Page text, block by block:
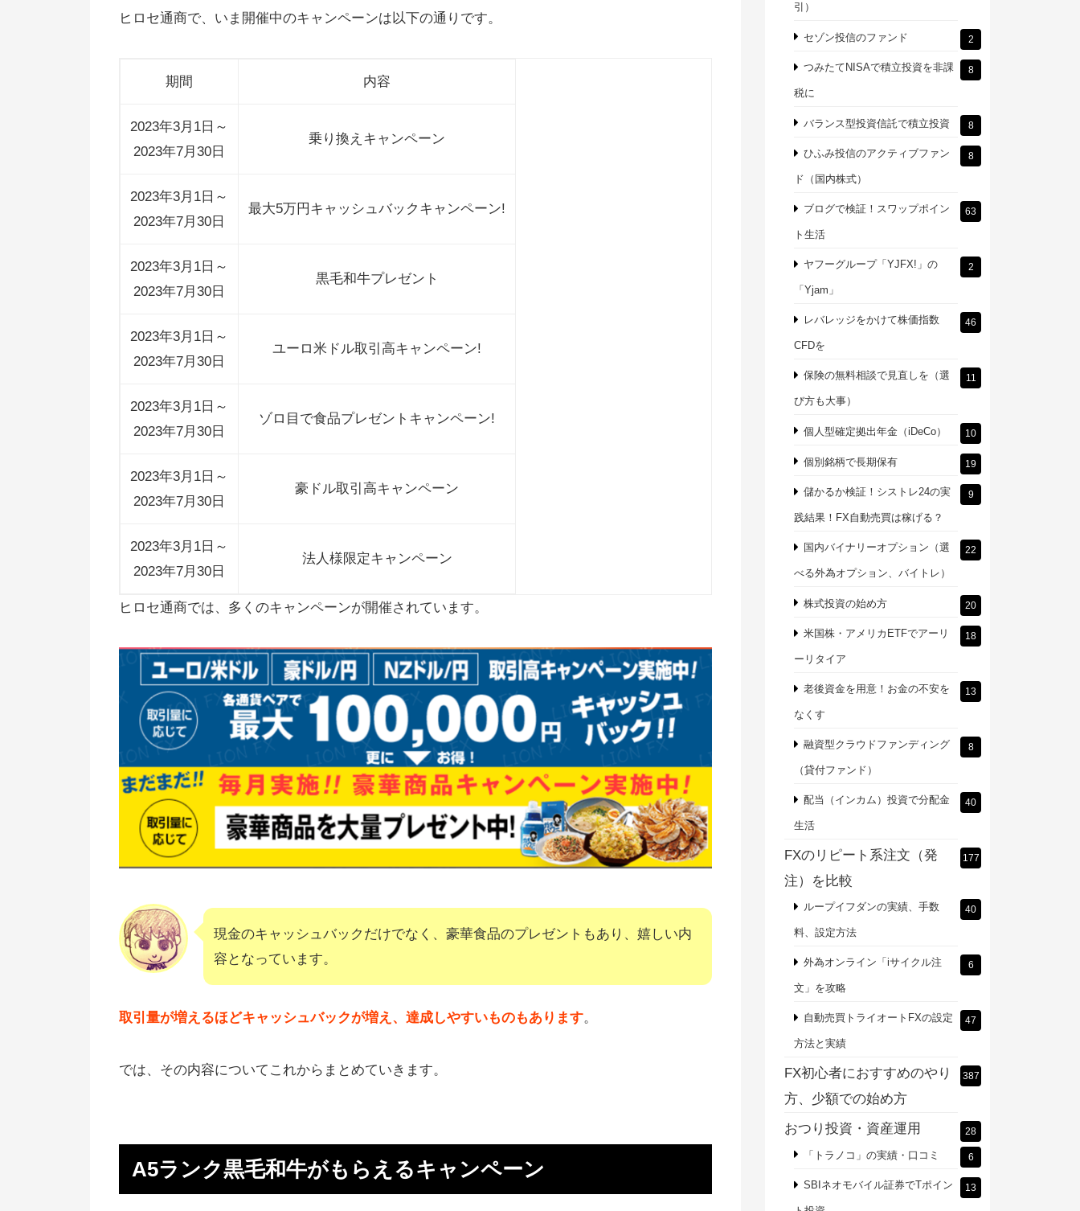
ヒロセ通商で、いま開催中のキャンペーンは以下の通りです。
期間 内容
2023年3月1日～
2023年7月30日
乗り換えキャンペーン
2023年3月1日～
2023年7月30日
最大5万円キャッシュバックキャンペーン!
2023年3月1日～
2023年7月30日
黒毛和牛プレゼント
2023年3月1日～
2023年7月30日
ユーロ米ドル取引高キャンペーン!
2023年3月1日～
2023年7月30日
ゾロ目で食品プレゼントキャンペーン!
2023年3月1日～
2023年7月30日
豪ドル取引高キャンペーン
2023年3月1日～
2023年7月30日
法人様限定キャンペーン
ヒロセ通商では、多くのキャンペーンが開催されています。
現金のキャッシュバックだけでなく、豪華食品のプレゼントもあり、嬉しい内
容となっています。
取引量が増えるほどキャッシュバックが増え、達成しやすいものもあります。
では、その内容についてこれからまとめていきます。
A5ランク黒毛和牛がもらえるキャンペーン
引）
セゾン投信のファンド 2
つみたてNISAで積立投資を非課
税に
8
バランス型投資信託で積立投資 8
ひふみ投信のアクティブファン
ド（国内株式）
8
ブログで検証！スワップポイン
ト生活
63
ヤフーグループ「YJFX!」の
「Yjam」
2
レバレッジをかけて株価指数
CFDを
46
保険の無料相談で見直しを（選
び方も大事）
11
個人型確定拠出年金（iDeCo） 10
個別銘柄で長期保有 19
儲かるか検証！シストレ24の実
践結果！FX自動売買は稼げる？
9
国内バイナリーオプション（選
べる外為オプション、バイトレ）
22
株式投資の始め方 20
米国株・アメリカETFでアーリ
ーリタイア
18
老後資金を用意！お金の不安を
なくす
13
融資型クラウドファンディング
（貸付ファンド）
8
配当（インカム）投資で分配金
生活
40
FXのリピート系注文（発
注）を比較
177
ループイフダンの実績、手数
料、設定方法
40
外為オンライン「iサイクル注
文」を攻略
6
自動売買トライオートFXの設定
方法と実績
47
FX初心者におすすめのやり
方、少額での始め方
387
おつり投資・資産運用 28
「トラノコ」の実績・口コミ 6
SBIネオモバイル証券でTポイン 13